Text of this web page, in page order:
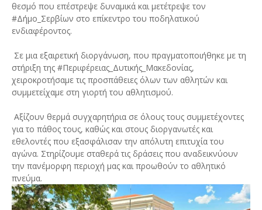
θεσμό που επέστρεψε δυναμικά και μετέτρεψε τον
#Δήμο_Σερβίων στο επίκεντρο του ποδηλατικού
ενδιαφέροντος.
Σε μια εξαιρετική διοργάνωση, που πραγματοποιήθηκε με τη
στήριξη της #Περιφέρειας_Δυτικής_Μακεδονίας,
χειροκροτήσαμε τις προσπάθειες όλων των αθλητών και
συμμετείχαμε στη γιορτή του αθλητισμού.
Αξίζουν θερμά συγχαρητήρια σε όλους τους συμμετέχοντες
για το πάθος τους, καθώς και στους διοργανωτές και
εθελοντές που εξασφάλισαν την απόλυτη επιτυχία του
αγώνα. Στηρίζουμε σταθερά τις δράσεις που αναδεικνύουν
την πανέμορφη περιοχή μας και προωθούν το αθλητικό
πνεύμα.